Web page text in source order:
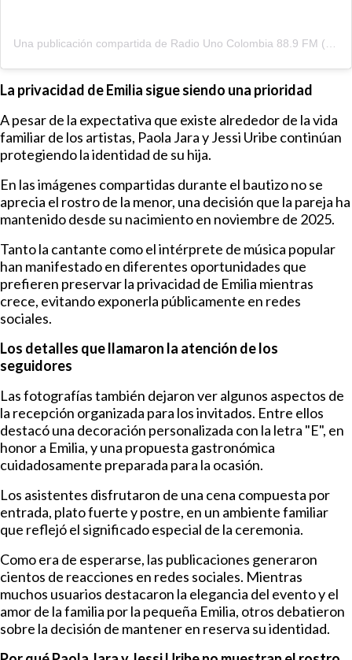
La privacidad de Emilia sigue siendo una prioridad
A pesar de la expectativa que existe alrededor de la vida
familiar de los artistas, Paola Jara y Jessi Uribe continúan
protegiendo la identidad de su hija.
En las imágenes compartidas durante el bautizo no se
aprecia el rostro de la menor, una decisión que la pareja ha
mantenido desde su nacimiento en noviembre de 2025.
Tanto la cantante como el intérprete de música popular
han manifestado en diferentes oportunidades que
prefieren preservar la privacidad de Emilia mientras
crece, evitando exponerla públicamente en redes
sociales.
Los detalles que llamaron la atención de los
seguidores
Las fotografías también dejaron ver algunos aspectos de
la recepción organizada para los invitados. Entre ellos
destacó una decoración personalizada con la letra "E", en
honor a Emilia, y una propuesta gastronómica
cuidadosamente preparada para la ocasión.
Los asistentes disfrutaron de una cena compuesta por
entrada, plato fuerte y postre, en un ambiente familiar
que reflejó el significado especial de la ceremonia.
Como era de esperarse, las publicaciones generaron
cientos de reacciones en redes sociales. Mientras
muchos usuarios destacaron la elegancia del evento y el
amor de la familia por la pequeña Emilia, otros debatieron
sobre la decisión de mantener en reserva su identidad.